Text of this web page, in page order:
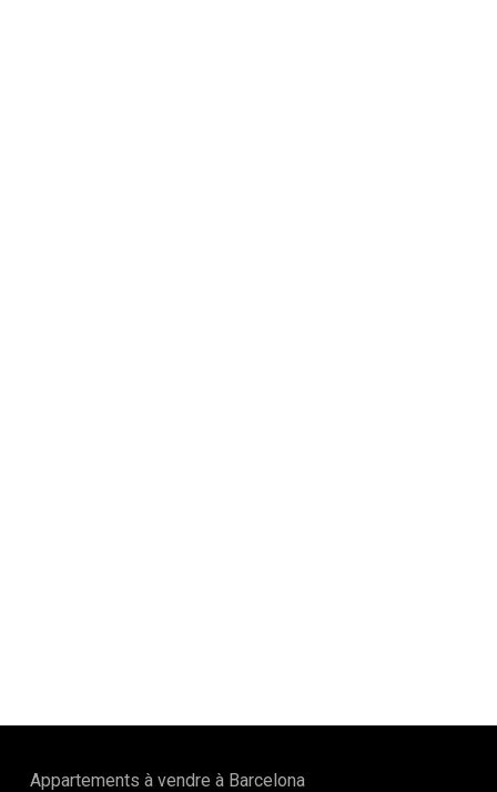
Appartements à vendre à Barcelona